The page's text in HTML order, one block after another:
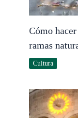
Cómo
ramas
Cultura